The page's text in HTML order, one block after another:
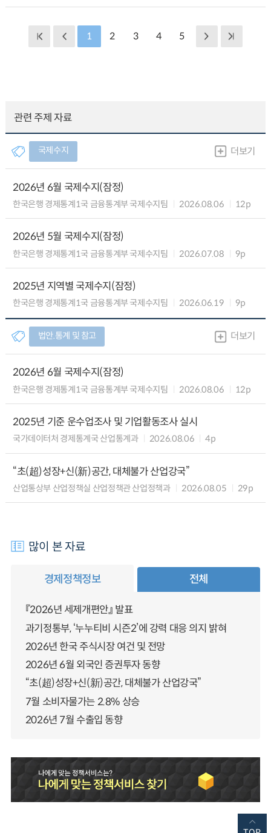
1 2 3 4 5
관련 주제 자료
국제수지 더보기
2026년 6월 국제수지(잠정)
한국은행 경제통계1국 금융통계부 국제수지팀 2026.08.06 12p
2026년 5월 국제수지(잠정)
한국은행 경제통계1국 금융통계부 국제수지팀 2026.07.08 9p
2025년 지역별 국제수지(잠정)
한국은행 경제통계1국 금융통계부 국제수지팀 2026.06.19 9p
법안.통계 및 참고 더보기
2026년 6월 국제수지(잠정)
한국은행 경제통계1국 금융통계부 국제수지팀 2026.08.06 12p
2025년 기준 운수업조사 및 기업활동조사 실시
국가데이터처 경제통계국 산업통계과 2026.08.06 4p
“초(超)성장+신(新)공간, 대체불가 산업강국”
산업통상부 산업정책실 산업정책관 산업정책과 2026.08.05 29p
많이 본 자료
경제정책정보 전체
『2026년 세제개편안』 발표
과기정통부, ‘누누티비 시즌2’에 강력 대응 의지 밝혀
2026년 한국 주식시장 여건 및 전망
2026년 6월 외국인 증권투자 동향
“초(超)성장+신(新)공간, 대체불가 산업강국”
7월 소비자물가는 2.8% 상승
2026년 7월 수출입 동향